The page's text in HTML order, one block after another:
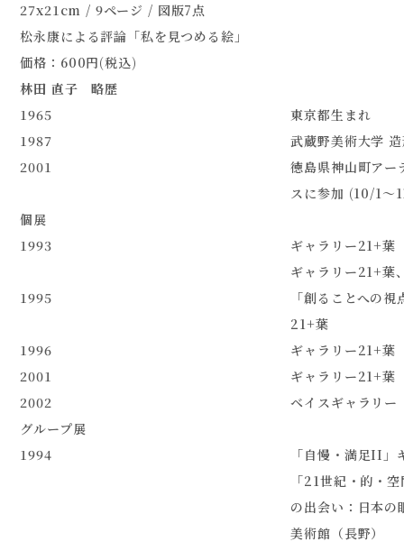
27x21cm / 9ページ / 図版7点
松永康による評論「私を見つめる絵」
価格：600円(税込)
林田 直子 略歴
1965
東京都生まれ
1987
武蔵野美術大学
2001
徳島県神山町アー
スに参加 (10/1～
個展
1993
ギャラリー21+葉
ギャラリー21+葉
1995
「創ることへの
21+葉
1996
ギャラリー21+葉
2001
ギャラリー21+葉
2002
ベイスギャラリー
グループ展
1994
「自慢・満足II
「21世紀・的・
の出会い：日本
美術館（長野）